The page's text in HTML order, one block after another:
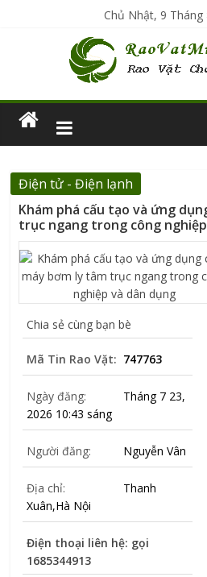
Chủ Nhật, 9 Tháng
Điện tử - Điện lạnh
Khám phá cấu tạo và ứng
trục ngang trong công
Chia sẻ cùng bạn bè
Mã Tin Rao Vặt: 747763
Ngày đăng:
Tháng 7 23,
2026 10:43 sáng
Người đăng: Nguyễn Vân
Địa chỉ:
Thanh
Xuân,Hà Nội
Điện thoại liên hệ: gọi
1685344913